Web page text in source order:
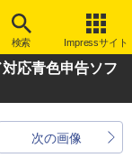
検索 Impressサイト
応青色申告ソフ
次の画像